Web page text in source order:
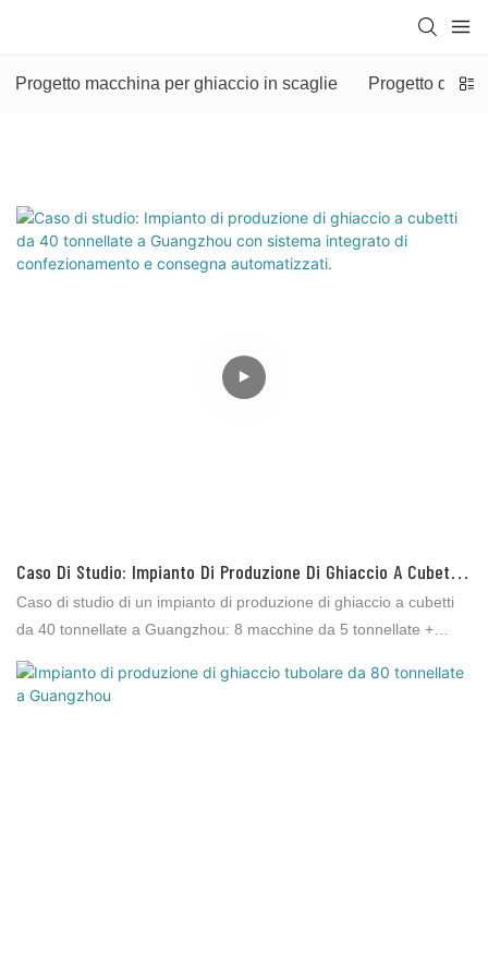
Progetto macchina per ghiaccio in scaglie Progetto di
Caso Di Studio: Impianto Di Produzione Di Ghiaccio A Cubetti
Da 40 Tonnellate A Guangzhou Con Sistema Integrato Di
Confezionamento E Consegna Automatizzati.
Caso di studio di un impianto di produzione di ghiaccio a cubetti
da 40 tonnellate a Guangzhou: 8 macchine da 5 tonnellate +
confezionatrice automatica + stoccaggio del ghiaccio + consegna
intelligente. La produzione automatizzata riduce i tempi di carico